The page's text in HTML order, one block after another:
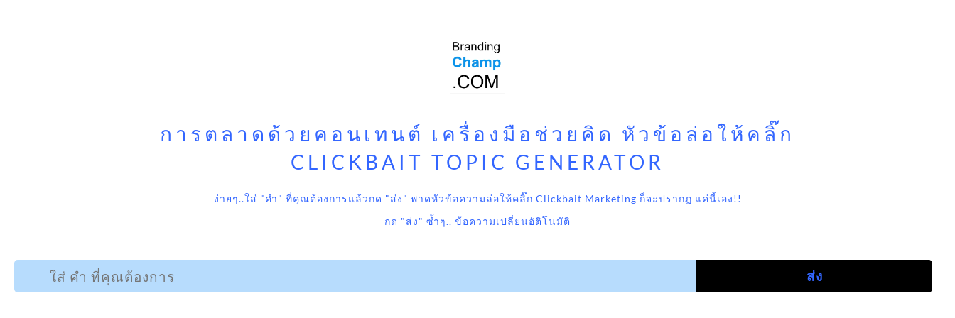
การตลาดด้วยคอนเทนต์ เครื่องมือช่วยคิด หัวข้อล่อให้คลิ๊ก
CLICKBAIT TOPIC GENERATOR
ง่ายๆ..ใส่ "คำ" ที่คุณต้องการแล้วกด "ส่ง" พาดหัวข้อความล่อให้คลิ๊ก Clickbait Marketing ก็จะปรากฎ แค่นี้เอง!!
กด "ส่ง" ซ้ำๆ.. ข้อความเปลี่ยนอัติโนมัติ